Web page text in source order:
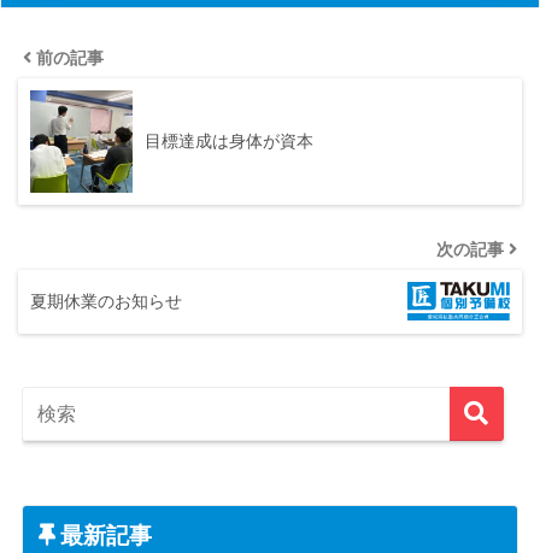
前の記事
目標達成は身体が資本
次の記事
夏期休業のお知らせ
最新記事